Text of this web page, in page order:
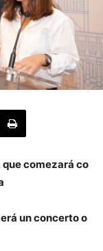
comezará co
un concerto o